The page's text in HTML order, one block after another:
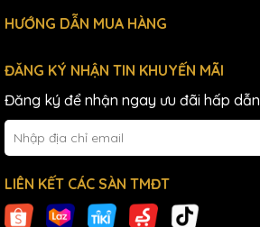
HƯỚNG DẪN MUA HÀNG
ĐĂNG KÝ NHẬN TIN KHUYẾN MÃI
Đăng ký để nhận ngay ưu đãi hấp dẫn
LIÊN KẾT CÁC SÀN TMĐT